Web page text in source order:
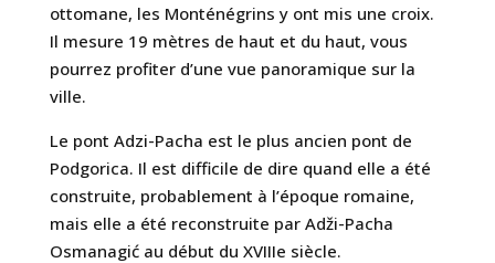
ottomane, les Monténégrins y ont mis une croix.
Il mesure 19 mètres de haut et du haut, vous
pourrez profiter d’une vue panoramique sur la
ville.
Le pont Adzi-Pacha est le plus ancien pont de
Podgorica. Il est difficile de dire quand elle a été
construite, probablement à l’époque romaine,
mais elle a été reconstruite par Adži-Pacha
Osmanagić au début du XVIIIe siècle.